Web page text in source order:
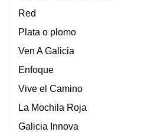
Red
Plata o plomo
Ven A Galicia
Enfoque
Vive el Camino
La Mochila Roja
Galicia Innova